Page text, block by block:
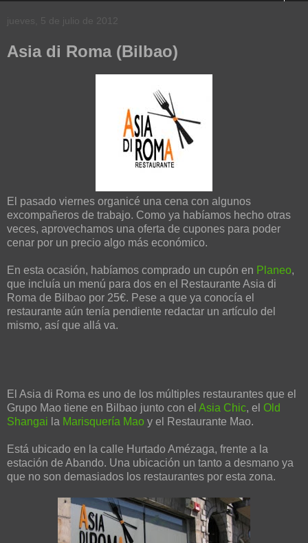
jueves, 5 de julio de 2012
Asia di Roma (Bilbao)
El pasado viernes organicé una cena con algunos
excompañeros de trabajo. Como ya habíamos hecho otras
veces, aprovechamos una oferta de cupones para poder
cenar por un precio algo más económico.
En esta ocasión, habíamos comprado un cupón en Planeo,
que incluía un menú para dos en el Restaurante Asia di
Roma de Bilbao por 25€. Pese a que ya conocía el
restaurante aún tenía pendiente redactar un artículo del
mismo, así que allá va.
El Asia di Roma es uno de los múltiples restaurantes que el
Grupo Mao tiene en Bilbao junto con el Asia Chic, el Old
Shangai la Marisquería Mao y el Restaurante Mao.
Está ubicado en la calle Hurtado Amézaga, frente a la
estación de Abando. Una ubicación un tanto a desmano ya
que no son demasiados los restaurantes por esta zona.